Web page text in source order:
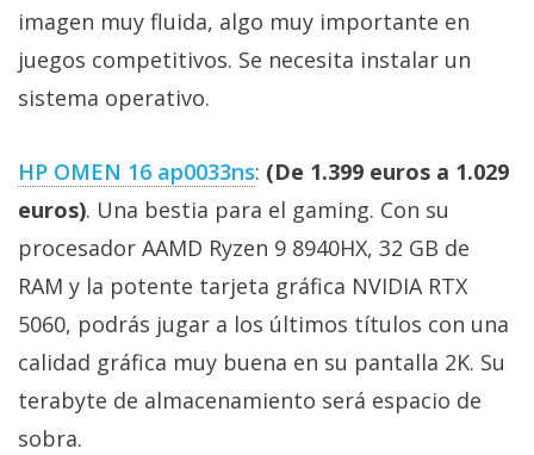
imagen muy fluida, algo muy importante en
juegos competitivos. Se necesita instalar un
sistema operativo.
HP OMEN 16 ap0033ns: (De 1.399 euros a 1.029
euros). Una bestia para el gaming. Con su
procesador AAMD Ryzen 9 8940HX, 32 GB de
RAM y la potente tarjeta gráfica NVIDIA RTX
5060, podrás jugar a los últimos títulos con una
calidad gráfica muy buena en su pantalla 2K. Su
terabyte de almacenamiento será espacio de
sobra.